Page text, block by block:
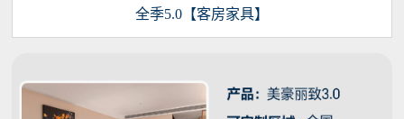
全季5.0【客房家具】